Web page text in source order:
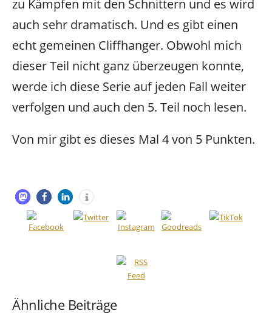
zu Kämpfen mit den Schnittern und es wird
auch sehr dramatisch. Und es gibt einen
echt gemeinen Cliffhanger. Obwohl mich
dieser Teil nicht ganz überzeugen konnte,
werde ich diese Serie auf jeden Fall weiter
verfolgen und auch den 5. Teil noch lesen.
Von mir gibt es dieses Mal 4 von 5 Punkten.
Ähnliche Beiträge